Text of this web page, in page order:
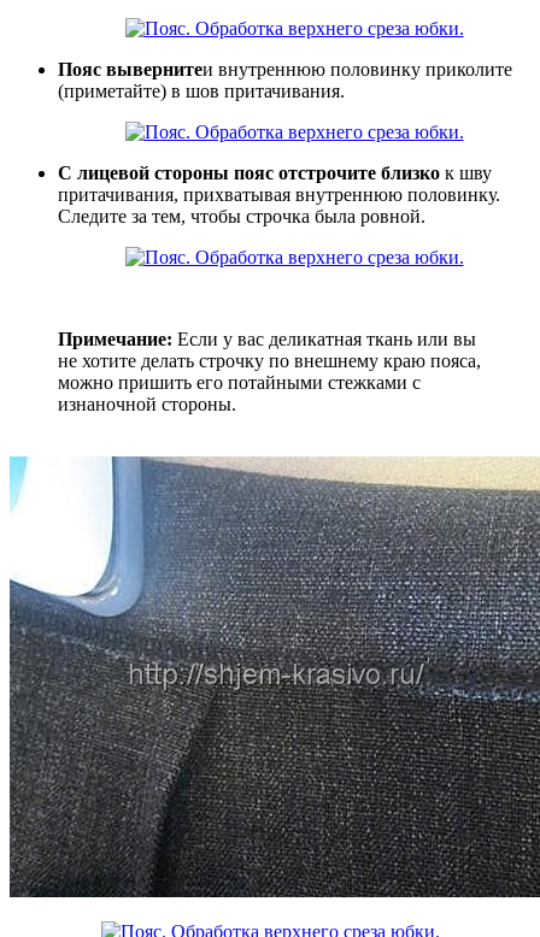
Пояс вывернитеи внутреннюю половинку приколите
(приметайте) в шов притачивания.
С лицевой стороны пояс отстрочите близко к шву
притачивания, прихватывая внутреннюю половинку.
Следите за тем, чтобы строчка была ровной.
Примечание: Если у вас деликатная ткань или вы
не хотите делать строчку по внешнему краю пояса,
можно пришить его потайными стежками с
изнаночной стороны.